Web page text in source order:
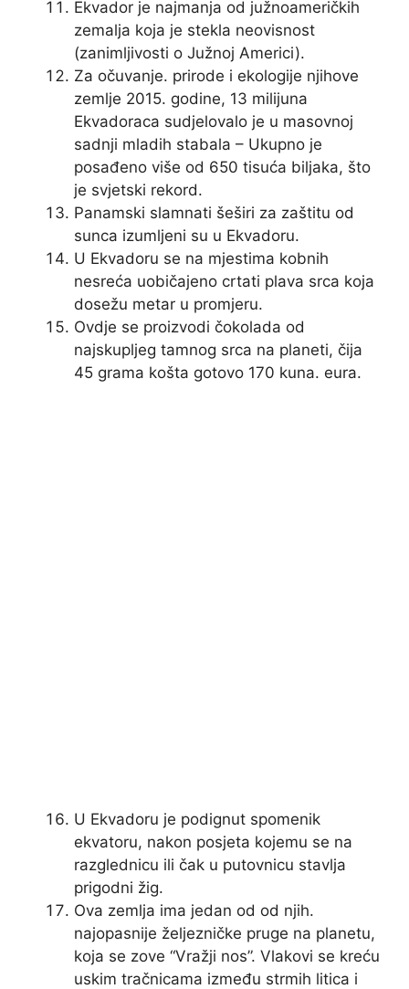
Ekvador je najmanja od južnoameričkih
zemalja koja je stekla neovisnost
(zanimljivosti o Južnoj Americi).
Za očuvanje. prirode i ekologije njihove
zemlje 2015. godine, 13 milijuna
Ekvadoraca sudjelovalo je u masovnoj
sadnji mladih stabala – Ukupno je
posađeno više od 650 tisuća biljaka, što
je svjetski rekord.
Panamski slamnati šeširi za zaštitu od
sunca izumljeni su u Ekvadoru.
U Ekvadoru se na mjestima kobnih
nesreća uobičajeno crtati plava srca koja
dosežu metar u promjeru.
Ovdje se proizvodi čokolada od
najskupljeg tamnog srca na planeti, čija
45 grama košta gotovo 170 kuna. eura.
U Ekvadoru je podignut spomenik
ekvatoru, nakon posjeta kojemu se na
razglednicu ili čak u putovnicu stavlja
prigodni žig.
Ova zemlja ima jedan od od njih.
najopasnije željezničke pruge na planetu,
koja se zove “Vražji nos”. Vlakovi se kreću
uskim tračnicama između strmih litica i